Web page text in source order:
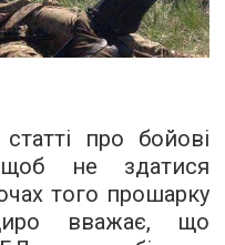
про бойові
щоб не здатися
того прошарку
вважає, що